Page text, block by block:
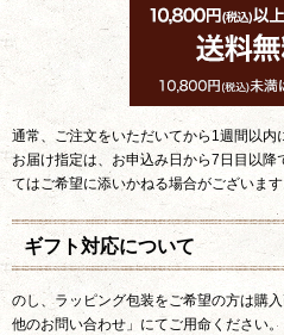
通常、ご注文をいただいてから1週間以内
お届け指定は、お申込み日から7日目以
てはご希望に添いかねる場合がございます
ギフト対応について
のし、ラッピング包装をご希望の方は購
他のお問い合わせ」にてご用命ください。